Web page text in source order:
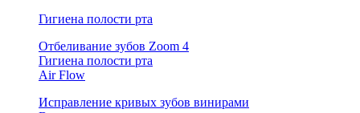
Гигиена полости рта
Отбеливание зубов Zoom 4
Гигиена полости рта
Air Flow
Исправление кривых зубов винирами